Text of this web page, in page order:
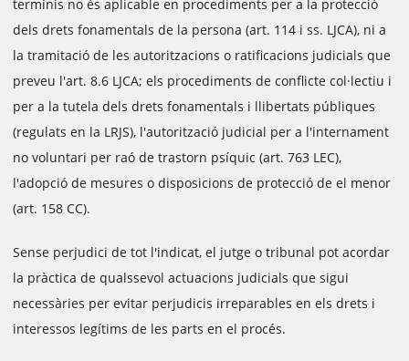
terminis no és aplicable en procediments per a la protecció
dels drets fonamentals de la persona (art. 114 i ss. LJCA), ni a
la tramitació de les autoritzacions o ratificacions judicials que
preveu l'art. 8.6 LJCA; els procediments de conflicte col·lectiu i
per a la tutela dels drets fonamentals i llibertats públiques
(regulats en la LRJS), l'autorització judicial per a l'internament
no voluntari per raó de trastorn psíquic (art. 763 LEC),
l'adopció de mesures o disposicions de protecció de el menor
(art. 158 CC).
Sense perjudici de tot l'indicat, el jutge o tribunal pot acordar
la pràctica de qualssevol actuacions judicials que sigui
necessàries per evitar perjudicis irreparables en els drets i
interessos legítims de les parts en el procés.